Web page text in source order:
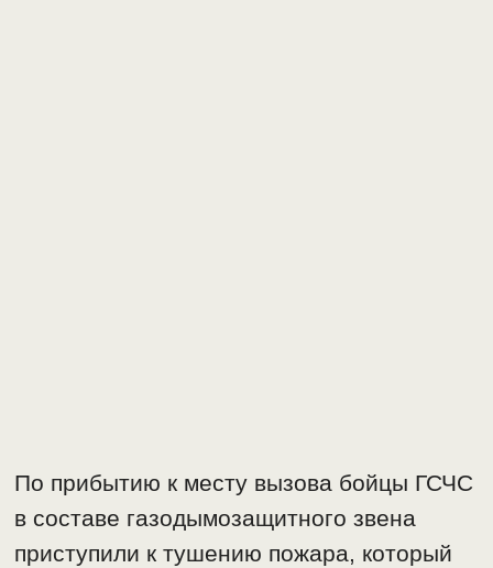
По прибытию к месту вызова бойцы ГСЧС
в составе газодымозащитного звена
приступили к тушению пожара, который